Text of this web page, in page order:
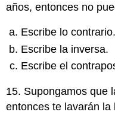
años, entonces no
Escribe lo contrario.
Escribe la inversa.
Escribe el
15. Supongamos que
entonces te lavarán la